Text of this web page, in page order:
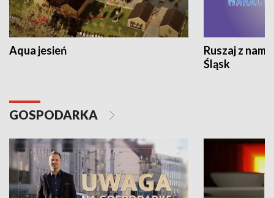
Aqua jesień
Ruszaj z
Śląsk
GOSPODARKA